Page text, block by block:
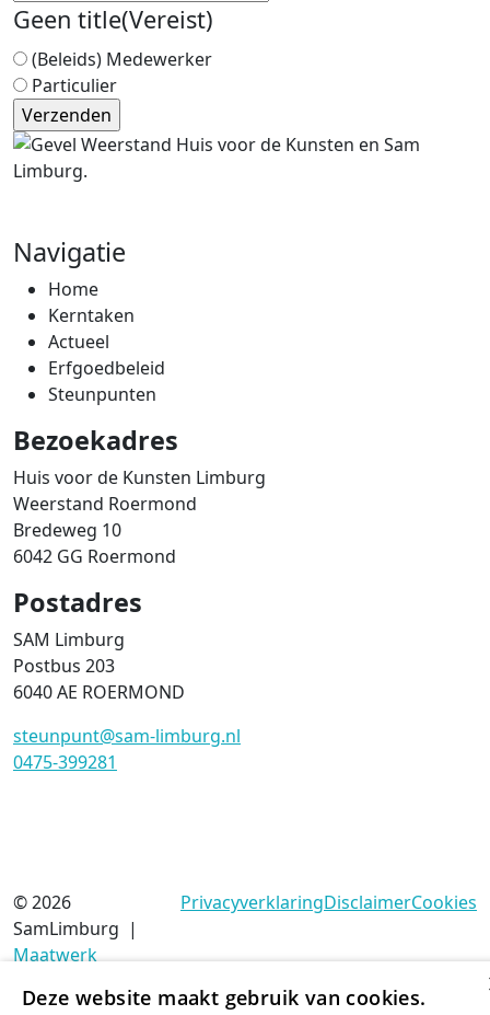
Geen title(Vereist)
(Beleids) Medewerker
Particulier
Navigatie
Home
Kerntaken
Actueel
Erfgoedbeleid
Steunpunten
Bezoekadres
Huis voor de Kunsten Limburg
Weerstand Roermond
Bredeweg 10
6042 GG Roermond
Postadres
SAM Limburg
Postbus 203
6040 AE ROERMOND
steunpunt@sam-limburg.nl
0475-399281
© 2026
SamLimburg |
Maatwerk
webmix
PrivacyverklaringDisclaimerCookies
Deze website maakt gebruik van cookies.